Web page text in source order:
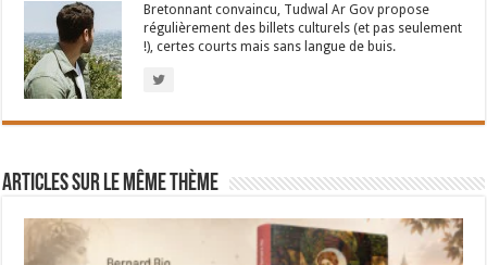
Bretonnant convaincu, Tudwal Ar Gov propose
régulièrement des billets culturels (et pas seulement
!), certes courts mais sans langue de buis.
Articles sur le même thème